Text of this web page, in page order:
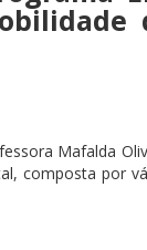
Mafalda
composta por